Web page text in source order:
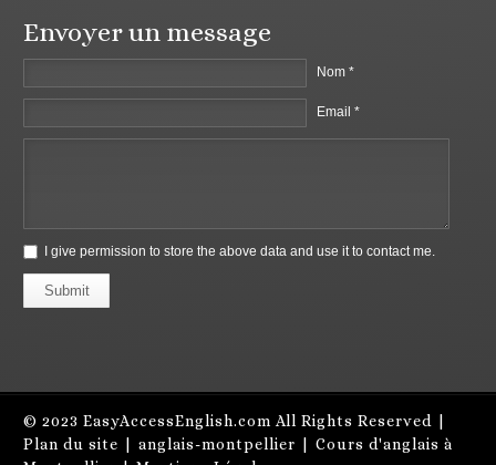
Envoyer un message
Nom *
Email *
I give permission to store the above data and use it to contact me.
Submit
© 2023EasyAccessEnglish.com All Rights Reserved |
Plan du site |anglais-montpellier |Cours d'anglais à